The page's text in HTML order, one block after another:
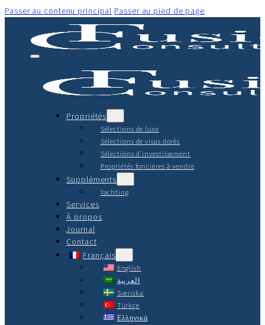
Passer au contenu principal Passer au pied de page
Propriétés
Sélections de luxe
Sélections de visas dorés
Sélections d'investissement
Propriétés foncières à vendre
Suppléments
Yachting
Services
À propos
Journal
Contact
Français
English
العربية
Svenska
Türkçe
Ελληνικά